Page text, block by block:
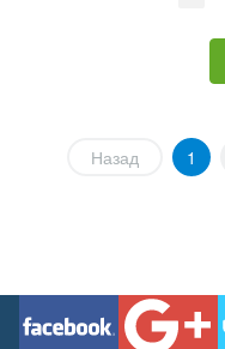
Назад 1